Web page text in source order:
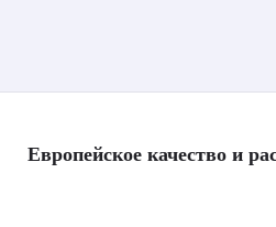
Европейское качество и